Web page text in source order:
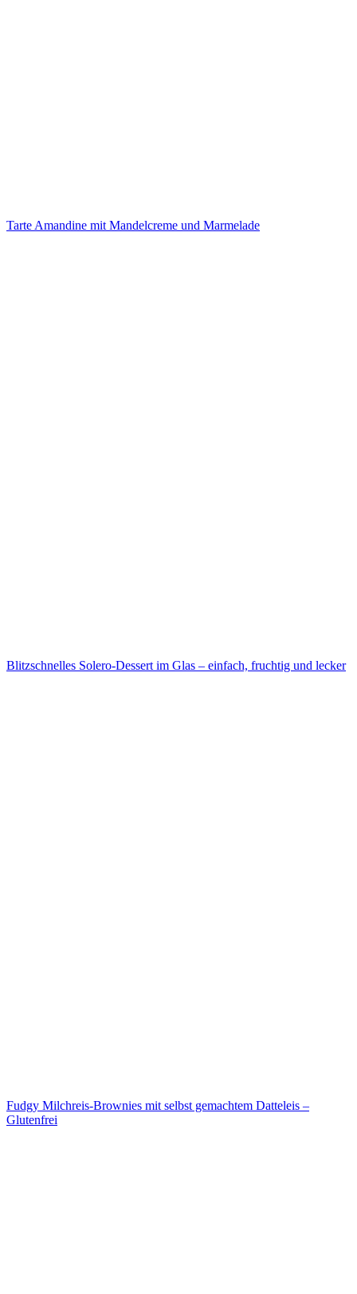
Tarte Amandine mit Mandelcreme und Marmelade
Blitzschnelles Solero-Dessert im Glas – einfach, fruchtig und lecker
Fudgy Milchreis-Brownies mit selbst gemachtem Datteleis –
Glutenfrei